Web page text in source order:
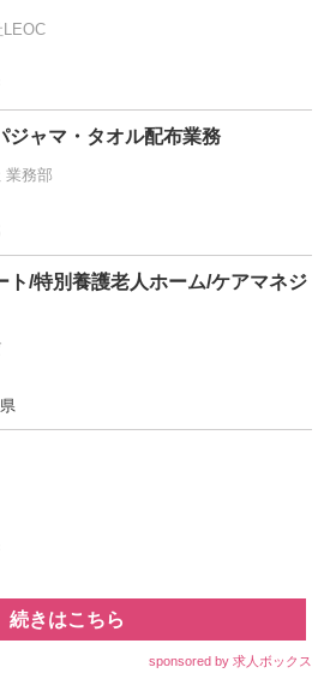
LEOC
ジャマ・タオル配布業務
業務部
ト/特別養護老人ホーム/ケアマネジ
続きはこちら
sponsored by 求人ボックス